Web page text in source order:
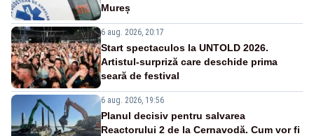
Mureș
6 aug. 2026, 20:17
Start spectaculos la UNTOLD 2026.
Artistul-surpriză care deschide prima
seară de festival
6 aug. 2026, 19:56
Planul decisiv pentru salvarea
Reactorului 2 de la Cernavodă. Cum vor fi